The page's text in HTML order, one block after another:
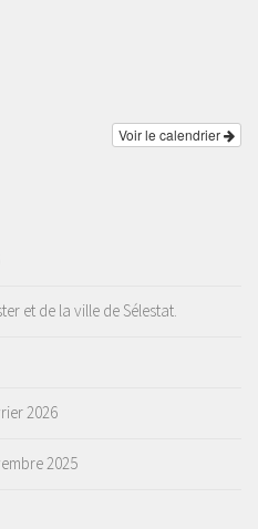
Voir le calendrier
et de la ville de Sélestat.
2026
2025